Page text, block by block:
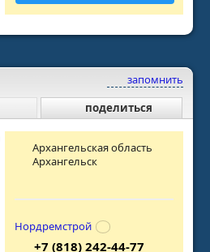
запомнить
поделиться
Архангельская область
Архангельск
Нордремстрой
+7 (818) 242-44-77